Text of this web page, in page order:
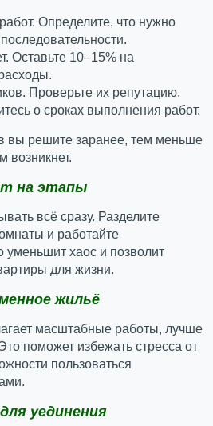
Определите, что нужно
Оставьте 10–15% на
Проверьте их репутацию,
о сроках выполнения работ.
вы решите заранее, тем меньше
возникнет.
на этапы
всё сразу. Разделите
и работайте
уменьшит хаос и позволит
для жизни.
жильё
масштабные работы, лучше
поможет избежать стресса от
пользоваться
уединения